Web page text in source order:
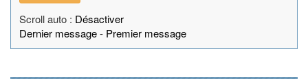
Scroll auto : Désactiver
Dernier message- Premier message